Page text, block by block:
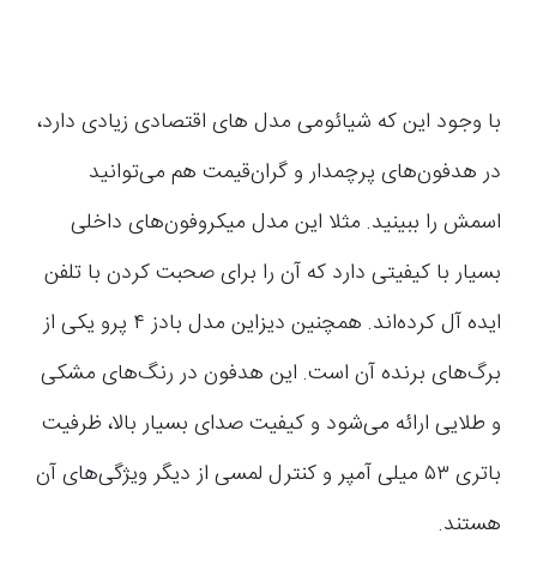
با وجود این که شیائومی مدل های اقتصادی زیادی دارد،
در هدفون‌های پرچمدار و گران‌قیمت هم می‌توانید
اسمش را ببینید. مثلا این مدل میکروفون‌‍‌های داخلی
بسیار با کیفیتی دارد که آن را برای صحبت کردن با تلفن
ایده آل کرده‌اند. همچنین دیزاین مدل بادز ۴ پرو یکی از
برگ‌های برنده آن است. این هدفون در رنگ‌های مشکی
و طلایی ارائه می‌شود و کیفیت صدای بسیار بالا، ظرفیت
باتری ۵۳ میلی آمپر و کنترل لمسی از دیگر ویژگی‌های آن
هستند.